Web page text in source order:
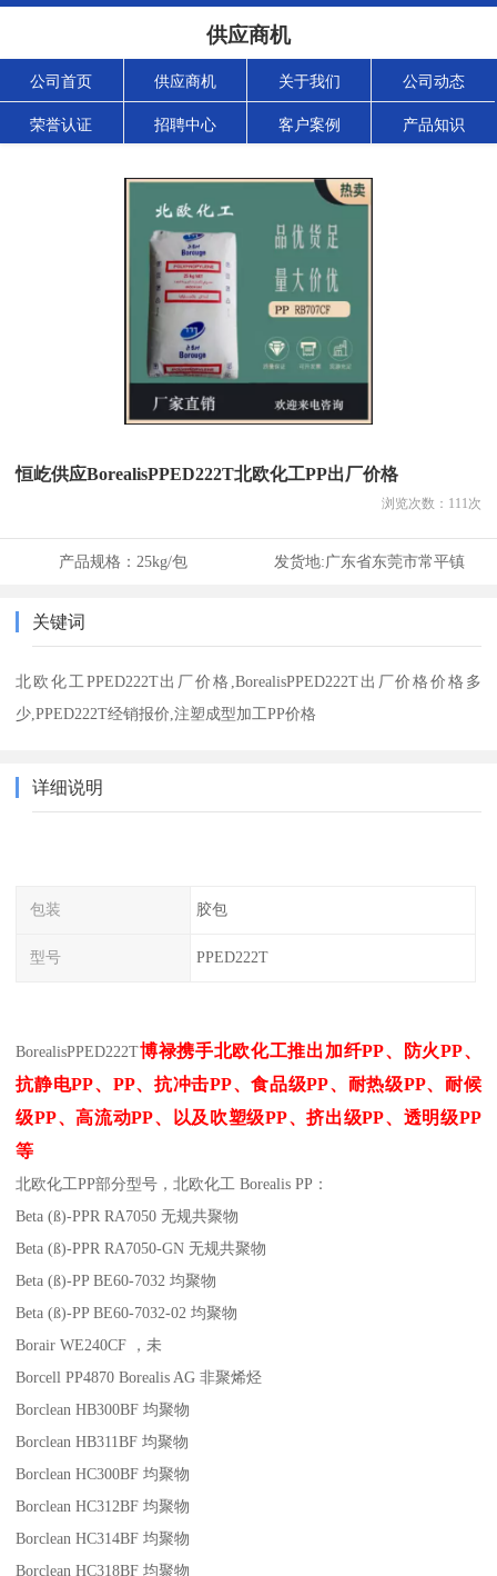
供应商机
公司首页 供应商机 关于我们 公司动态
荣誉认证 招聘中心 客户案例 产品知识
恒屹供应BorealisPPED222T北欧化工PP出厂价格
浏览次数： 111次
产品规格： 25kg/包 发货地:广东省东莞市常平镇
关键词
北欧化工PPED222T出厂价格,BorealisPPED222T出厂价格价格多
少,PPED222T经销报价,注塑成型加工PP价格
详细说明
包装 胶包
型号 PPED222T
BorealisPPED222T博禄携手北欧化工推出加纤PP、防火PP、
抗静电PP、 PP、抗冲击PP、食品级PP、耐热级PP、耐候
级PP、高流动PP、以及吹塑级PP、挤出级PP、透明级PP
等
北欧化工PP部分型号，北欧化工 Borealis PP：
Beta (ß)-PPR RA7050 无规共聚物
Beta (ß)-PPR RA7050-GN 无规共聚物
Beta (ß)-PP BE60-7032 均聚物
Beta (ß)-PP BE60-7032-02 均聚物
Borair WE240CF
，未
Borcell PP4870 Borealis AG 非聚烯烃
Borclean HB300BF 均聚物
Borclean HB311BF 均聚物
Borclean HC300BF 均聚物
Borclean HC312BF 均聚物
Borclean HC314BF 均聚物
Borclean HC318BF 均聚物